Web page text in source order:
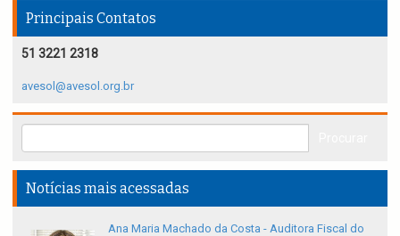
Principais Contatos
51 3221 2318
avesol@avesol.org.br
Notícias mais acessadas
Ana Maria Machado da Costa - Auditora Fiscal do